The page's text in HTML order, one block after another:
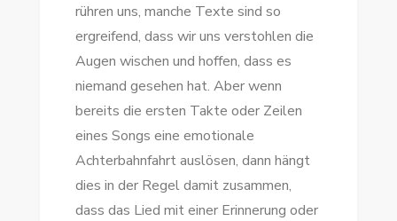
rühren uns, manche Texte sind so
ergreifend, dass wir uns verstohlen die
Augen wischen und hoffen, dass es
niemand gesehen hat. Aber wenn
bereits die ersten Takte oder Zeilen
eines Songs eine emotionale
Achterbahnfahrt auslösen, dann hängt
dies in der Regel damit zusammen,
dass das Lied mit einer Erinnerung oder